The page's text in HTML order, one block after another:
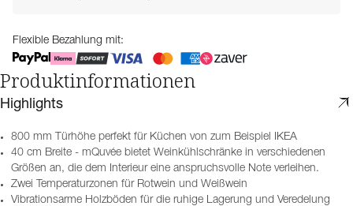
Flexible Bezahlung mit:
Produktinformationen
Highlights
800 mm Türhöhe perfekt für Küchen von zum Beispiel IKEA
40 cm Breite - mQuvée bietet Weinkühlschränke in verschiedenen
Größen an, die dem Interieur eine anspruchsvolle Note verleihen.
Zwei Temperaturzonen für Rotwein und Weißwein
Vibrationsarme Holzböden für die ruhige Lagerung und Veredelung